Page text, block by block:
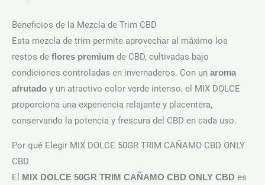
Beneficios de la Mezcla de Trim CBD
Esta mezcla de trim permite aprovechar al máximo los
restos de flores premium de CBD, cultivadas bajo
condiciones controladas en invernaderos. Con un aroma
afrutado y un atractivo color verde intenso, el MIX DOLCE
proporciona una experiencia relajante y placentera,
conservando la potencia y frescura del CBD en cada uso.
Por qué Elegir MIX DOLCE 50GR TRIM CAÑAMO CBD ONLY
CBD
El
MIX DOLCE 50GR TRIM CAÑAMO CBD ONLY CBD es